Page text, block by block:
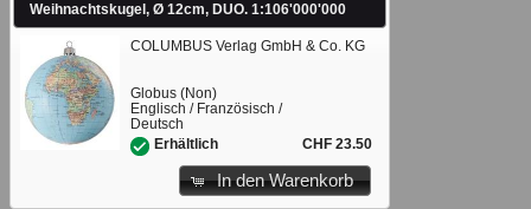
Weihnachtskugel, Ø 12cm, DUO. 1:106'000'000
COLUMBUS Verlag GmbH & Co. KG
Globus (Non)
Englisch / Französisch /
Deutsch
Erhältlich
CHF 23.50
In den Warenkorb